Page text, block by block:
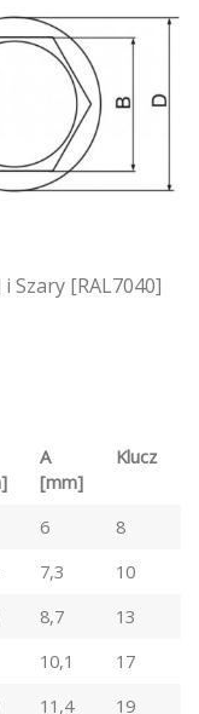
Szary [RAL7040]
A
[mm]
Klucz
6
8
7,3
10
8,7
13
10,1
17
11,4 19